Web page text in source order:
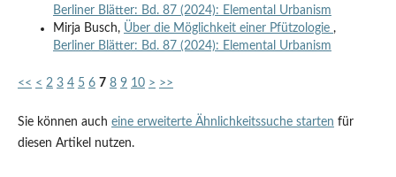
Berliner Blätter: Bd. 87 (2024): Elemental Urbanism
Mirja Busch, Über die Möglichkeit einer Pfützologie ,
Berliner Blätter: Bd. 87 (2024): Elemental Urbanism
<< < 2 3 4 5 6 7 8 9 10 > >>
Sie können auch eine erweiterte Ähnlichkeitssuche starten für
diesen Artikel nutzen.